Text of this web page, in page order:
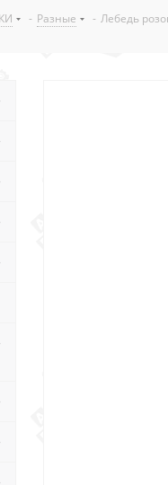
- Разные - Лебедь